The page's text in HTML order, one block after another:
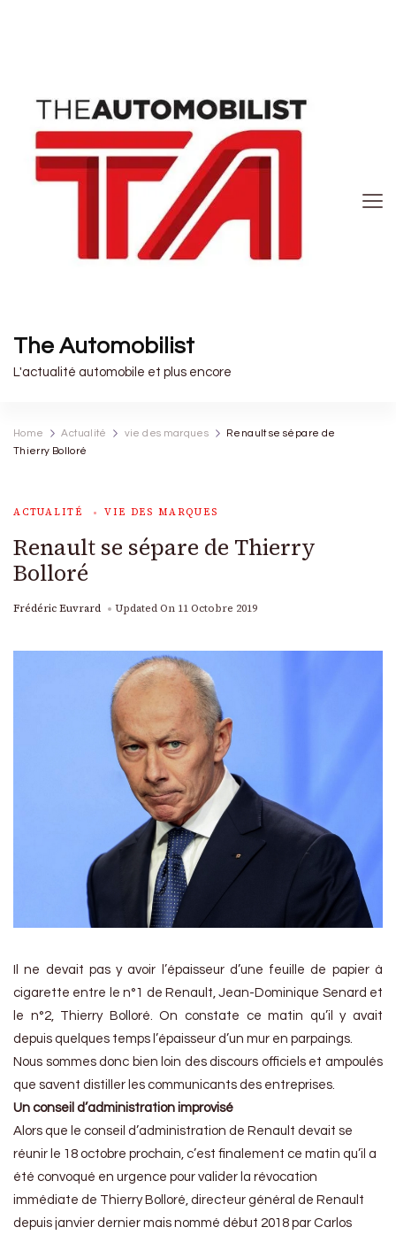
The Automobilist
L'actualité automobile et plus encore
Home Actualité vie des marques
Renault se sépare de
Thierry Bolloré
ACTUALITÉ VIE DES MARQUES
Renault se sépare de Thierry
Bolloré
Frédéric Euvrard Updated On 11 Octobre 2019
Il ne devait pas y avoir l’épaisseur d’une feuille de papier à
cigarette entre le n°1 de Renault, Jean-Dominique Senard et
le n°2, Thierry Bolloré. On constate ce matin qu’il y avait
depuis quelques temps l’épaisseur d’un mur en parpaings.
Nous sommes donc bien loin des discours officiels et ampoulés
que savent distiller les communicants des entreprises.
Un conseil d’administration improvisé
Alors que le conseil d’administration de Renault devait se
réunir le 18 octobre prochain, c’est finalement ce matin qu’il a
été convoqué en urgence pour valider la révocation
immédiate de Thierry Bolloré, directeur général de Renault
depuis janvier dernier mais nommé début 2018 par Carlos